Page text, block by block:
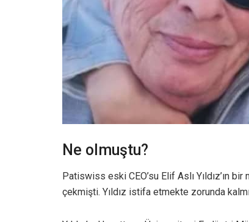
Ne olmuştu?
Patiswiss eski CEO’su Elif Aslı Yıldız’ın
çekmişti. Yıldız istifa etmekte zorunda